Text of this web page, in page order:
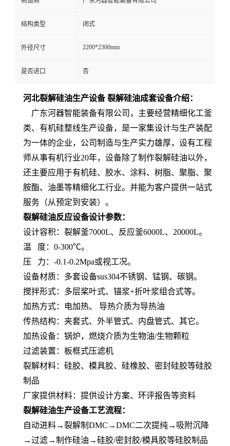
结构类型 闭式
外径尺寸 2200*2300mm
是否进口 否
河北裂解硅油生产设备 裂解硅油成套设备介绍：
广东河器智能装备有限公司，主要经营精细化工釜
类、有机硅整线生产设备，是一家集设计与生产装配
为一体的企业，公司制造与生产实力雄厚，设有工程
师从事有机行业20年，设备除了制作裂解硅油以外，
还主要应用于有机硅、胶水、涂料、树脂、聚脂、聚
胺酯、油墨等精细化工行业。并能为客户提供一站式
服务（从预定到安装）。
裂解硅油反应设备设计参数：
设计容积：裂解釜7000L、反应釜6000L、20000L。
温 度：0-300℃。
压 力：-0.1-0.2Mpa或视工况。
设备材质：多套设备sus304不锈钢、锰钢、碳钢。
搅拌形式：多层桨叶式、锚浆+折叶浆组合式等。
加热方式：电加热、 导热介质为导热油
传热结构：夹套式、外半管式、内盘管式、其它。
加热设备：锅炉，燃烧介质为生物油/生物颗粒
过滤装置：板框式压滤机
裂解材料：硅胶、模具胶、硅橡胶、密封硅胶等硅胶
制品
厂家提供材料：提供设计方案、环评报告等资料
裂解硅油生产设备工艺流程：
自动进料→裂解制DMC→DMC二次提纯→吸附沉降
→过滤→制作硅油→硅胶/密封胶/模具胶等硅胶制品